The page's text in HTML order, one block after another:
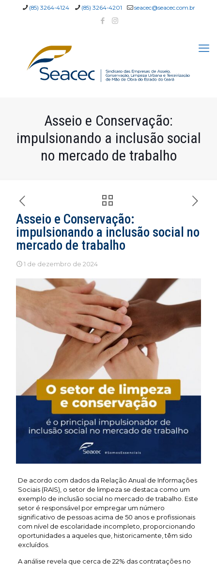
(85) 3264-4124 (85) 3264-4201 seacec@seacec.com.br
Asseio e Conservação:
impulsionando a inclusão social
no mercado de trabalho
Asseio e Conservação:
impulsionando a inclusão social no
mercado de trabalho
1 de dezembro de 2024
De acordo com dados da Relação Anual de Informações
Sociais (RAIS), o setor de limpeza se destaca como um
exemplo de inclusão social no mercado de trabalho. Este
setor é responsável por empregar um número
significativo de pessoas acima de 50 anos e profissionais
com nível de escolaridade incompleto, proporcionando
oportunidades a aqueles que, historicamente, têm sido
excluídos.
A análise revela que cerca de 22% das contratações no